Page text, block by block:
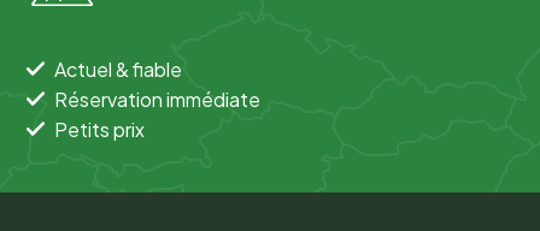
Actuel & fiable
Réservation immédiate
Petits prix